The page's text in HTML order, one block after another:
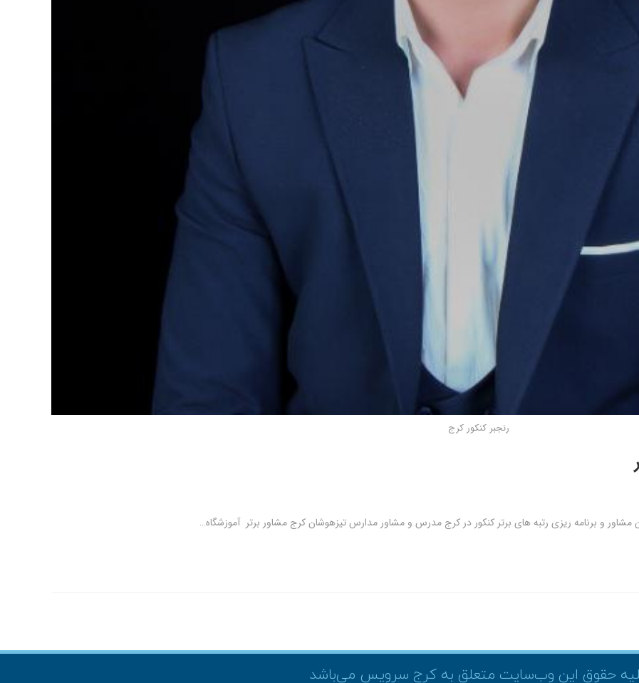
رنجبر کنکور کرج
مشاور و برنامه ریزی رتبه های برتر کنکور در کرج مدرس و مشاور مدارس تیزهوشان کرج مشاور برتر آموزشگاه…
حقوق این وب‌سایت متعلق به کرج سرویس می‌باشد